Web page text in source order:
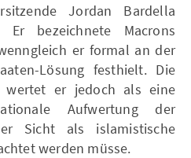
Jordan Bardella
bezeichnete Macrons
er formal an der
Lösung festhielt. Die
wertet er jedoch als eine
Aufwertung der
Sicht als islamistische
werden müsse.